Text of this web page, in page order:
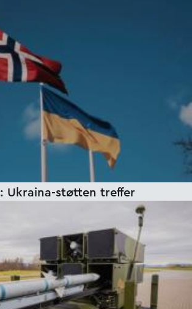
Ukraina-støtten treffer